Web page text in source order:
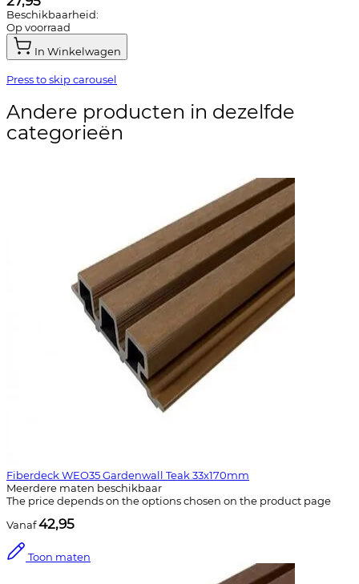
Beschikbaarheid:
Op voorraad
In Winkelwagen
Press to skip carousel
Andere producten in dezelfde
categorieën
Fiberdeck WEO35 Gardenwall Teak 33x170mm
Meerdere maten beschikbaar
The price depends on the options chosen on the product page
Vanaf42,95
Toon maten